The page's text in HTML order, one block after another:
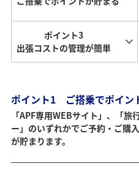
ポイント3
出張コストの管理が簡単
ポイント1 ご搭乗でポイン
「APF専用WEBサイト」、「
ー」のいずれかでご予約・ご購
が貯まります。